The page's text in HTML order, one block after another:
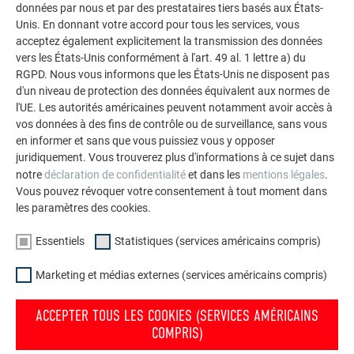
durables de PREFA pour toitures, systèmes solaires et
façades.
VOIR DAVANTAGE DE RÉFÉRENCES
données par nous et par des prestataires tiers basés aux États-
Unis. En donnant votre accord pour tous les services, vous
acceptez également explicitement la transmission des données
vers les États-Unis conformément à l'art. 49 al. 1 lettre a) du
RGPD. Nous vous informons que les États-Unis ne disposent pas
d'un niveau de protection des données équivalent aux normes de
l'UE. Les autorités américaines peuvent notamment avoir accès à
vos données à des fins de contrôle ou de surveillance, sans vous
en informer et sans que vous puissiez vous y opposer
juridiquement. Vous trouverez plus d'informations à ce sujet dans
notredéclaration de confidentialitéet dans les mentions légales.
Vous pouvez révoquer votre consentement à tout moment dans
les paramètres des cookies.
Essentiels Statistiques (services américains compris)
Marketing et médias externes (services américains compris)
ACCEPTER TOUS LES COOKIES (SERVICES AMÉRICAINS
COMPRIS)